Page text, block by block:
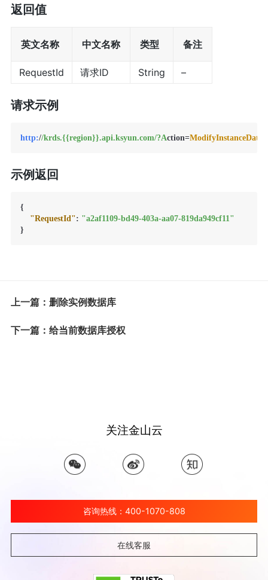
返回值
英文名称 中文名称 类型 备注
RequestId 请求ID String –
请求示例
http://krds.{{region}}.api.ksyun.com/?Action=
示例返回
{
"RequestId": "a2af1109-bd49-403a-aa07-819da949cf11"
}
上一篇：删除实例数据库
下一篇：给当前数据库授权
关注金山云
咨询热线：400-1070-808
在线客服